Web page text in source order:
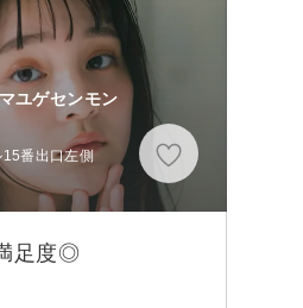
ユゲセンモン
番出口左側
足度◎